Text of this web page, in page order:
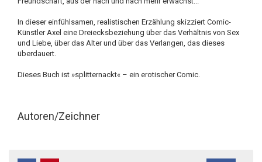
In dieser einfühlsamen, realistischen Erzählung skizziert Comic-
Künstler Axel eine Dreiecksbeziehung über das Verhältnis von Sex
und Liebe, über das Alter und über das Verlangen, das dieses
überdauert.
Dieses Buch ist »splitternackt« – ein erotischer Comic.
Autoren/Zeichner